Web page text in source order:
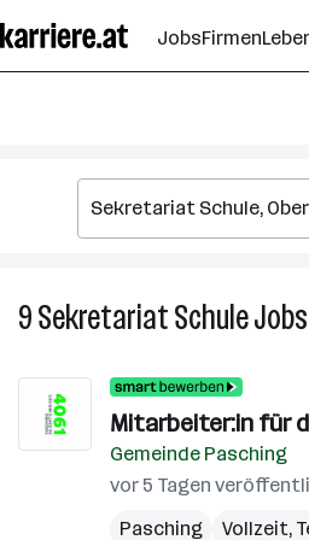
Seiteninhalt
springen
JobsFirmen
9Sekretariat SchuleJobs
Mitarbeiter:in für
Gemeinde Pasching
vor 5 Tagen
Pasching
Vollzeit,